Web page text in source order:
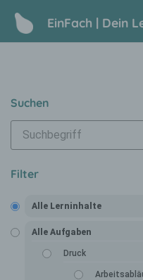
EinFach | Dein
Suchen
Filter
Alle Lerninhalte
Alle Aufgaben
Druck